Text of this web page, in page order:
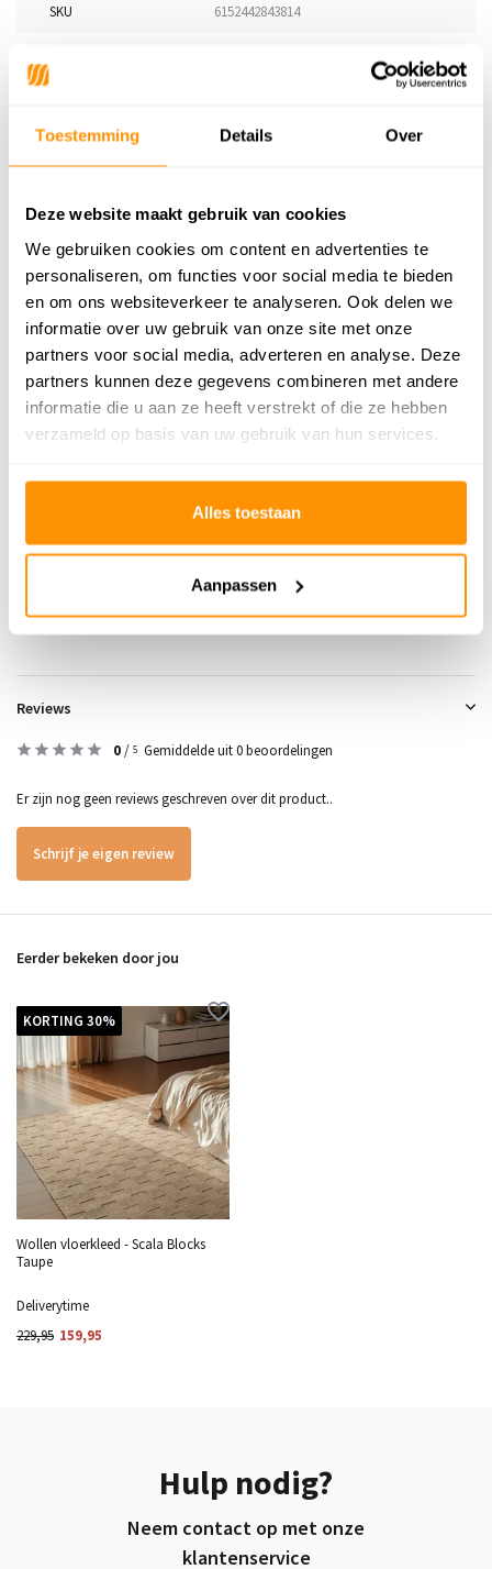
Toestemming Details Over
Deze website maakt gebruik van cookies
We gebruiken cookies om content en advertenties te
personaliseren, om functies voor social media te bieden
en om ons websiteverkeer te analyseren. Ook delen we
informatie over uw gebruik van onze site met onze
partners voor social media, adverteren en analyse. Deze
partners kunnen deze gegevens combineren met andere
informatie die u aan ze heeft verstrekt of die ze hebben
verzameld op basis van uw gebruik van hun services.
Alles toestaan
Aanpassen
Adviesprijs
SKU 6152442843814
Poolhoogte 10mm
Productiemethode Handgeweven
Vloerverwarming Geschikt
Geschikt voor: Binnen of
buiten?
Binnen
Anti allergie Nee
Gecertificeerd OEKO-TEX®
Reviews
0/ 5 Gemiddelde uit 0 beoordelingen
Er zijn nog geen reviews geschreven over dit product..
Schrijf je eigen review
Eerder bekeken door jou
KORTING 30%
Wollen vloerkleed - Scala Blocks
Taupe
Deliverytime
229,95 159,95
Hulp nodig?
Neem contact op met onze
klantenservice